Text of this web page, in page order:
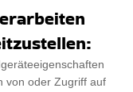
eine
die Ihre
verwandelt.
von oder Zugriff auf